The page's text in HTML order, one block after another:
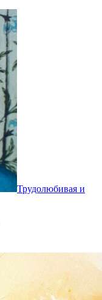
Трудолюбивая и